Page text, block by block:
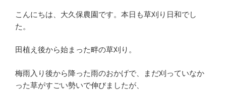
こんにちは、大久保農園です。本日も草刈り日和でし
た。
田植え後から始まった畔の草刈り。
梅雨入り後から降った雨のおかげで、まだ刈っていなか
った草がすごい勢いで伸びましたが、